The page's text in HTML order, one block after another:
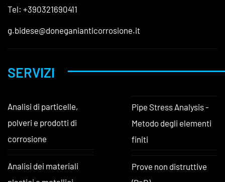
Tel: +390321690411
g.bidese@doneganianticorrosione.it
SERVIZI
Analisi di particelle,
polveri e prodotti di
corrosione
Analisi dei materiali
Pipe Stress Analysis -
Metodo degli elementi
finiti
Prove non distruttive